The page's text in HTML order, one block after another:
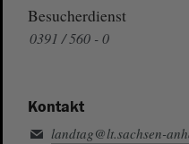
Besucherdienst
0391 / 560 - 0
Kontakt
landtag@lt.sachsen-